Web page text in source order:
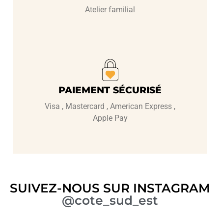
Atelier familial
PAIEMENT SÉCURISÉ
Visa , Mastercard , American Express ,
Apple Pay
SUIVEZ-NOUS SUR INSTAGRAM
@cote_sud_est